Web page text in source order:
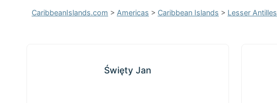
CaribbeanIslands.com > Americas > Caribbean Islands > Lesser Antilles
Święty Jan